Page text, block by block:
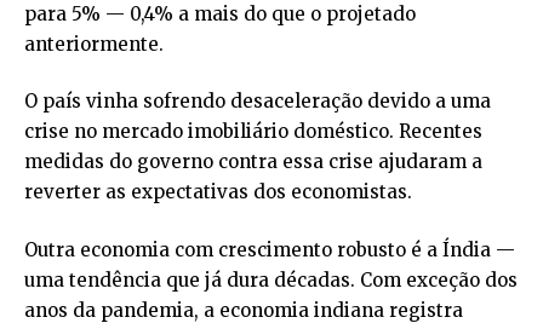
para 5% — 0,4% a mais do que o projetado
anteriormente.
O país vinha sofrendo desaceleração devido a uma
crise no mercado imobiliário doméstico. Recentes
medidas do governo contra essa crise ajudaram a
reverter as expectativas dos economistas.
Outra economia com crescimento robusto é a Índia —
uma tendência que já dura décadas. Com exceção dos
anos da pandemia, a economia indiana registra